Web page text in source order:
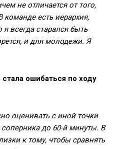
не отличается от того,
команде есть иерархия,
всегда старался быть
и для молодежи. Я
ошибаться по ходу
оценивать с иной точки
до 60-й минуты. В
к тому, чтобы сравнять